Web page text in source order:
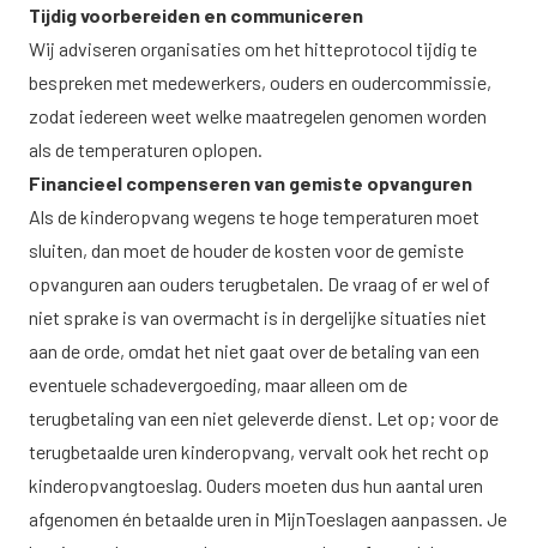
Tijdig voorbereiden en communiceren
Wij adviseren organisaties om het hitteprotocol tijdig te
bespreken met medewerkers, ouders en oudercommissie,
zodat iedereen weet welke maatregelen genomen worden
als de temperaturen oplopen.
Financieel compenseren van gemiste opvanguren
Als de kinderopvang wegens te hoge temperaturen moet
sluiten, dan moet de houder de kosten voor de gemiste
opvanguren aan ouders terugbetalen. De vraag of er wel of
niet sprake is van overmacht is in dergelijke situaties niet
aan de orde, omdat het niet gaat over de betaling van een
eventuele schadevergoeding, maar alleen om de
terugbetaling van een niet geleverde dienst. Let op; voor de
terugbetaalde uren kinderopvang, vervalt ook het recht op
kinderopvangtoeslag. Ouders moeten dus hun aantal uren
afgenomen én betaalde uren in MijnToeslagen aanpassen. Je